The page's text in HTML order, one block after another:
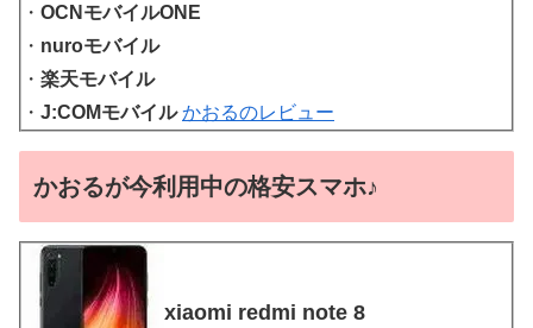
・ OCNモバイルONE
・ nuroモバイル
・ 楽天モバイル
・ J:COMモバイル かおるのレビュー
かおるが今利用中の格安スマホ♪
xiaomi redmi note 8